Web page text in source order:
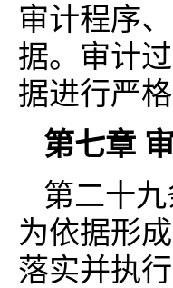
审计程序
据。审计
据进行严
第七章
第二十
为依据形
落实并执